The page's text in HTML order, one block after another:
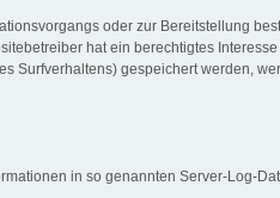
oder zur Bereitstellung
hat ein berechtigtes
Surfverhaltens) gespeichert werden,
in so genannten Server-Log-